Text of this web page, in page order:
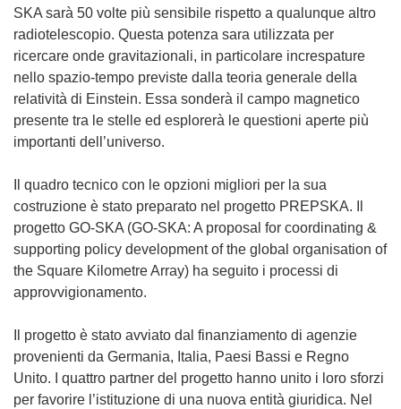
SKA sarà 50 volte più sensibile rispetto a qualunque altro
radiotelescopio. Questa potenza sara utilizzata per
ricercare onde gravitazionali, in particolare increspature
nello spazio-tempo previste dalla teoria generale della
relatività di Einstein. Essa sonderà il campo magnetico
presente tra le stelle ed esplorerà le questioni aperte più
importanti dell’universo.
Il quadro tecnico con le opzioni migliori per la sua
costruzione è stato preparato nel progetto PREPSKA. Il
progetto GO-SKA (GO-SKA: A proposal for coordinating &
supporting policy development of the global organisation of
the Square Kilometre Array) ha seguito i processi di
approvvigionamento.
Il progetto è stato avviato dal finanziamento di agenzie
provenienti da Germania, Italia, Paesi Bassi e Regno
Unito. I quattro partner del progetto hanno unito i loro sforzi
per favorire l’istituzione di una nuova entità giuridica. Nel